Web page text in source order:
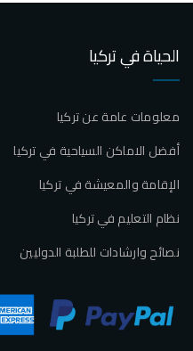
الحياة في تركيا
معلومات عامة عن تركيا
أفضل الاماكن السياحية في تركيا
الإقامة والمعيشة في تركيا
نظام التعليم في تركيا
نصائح وارشادات للطلبة الدوليين